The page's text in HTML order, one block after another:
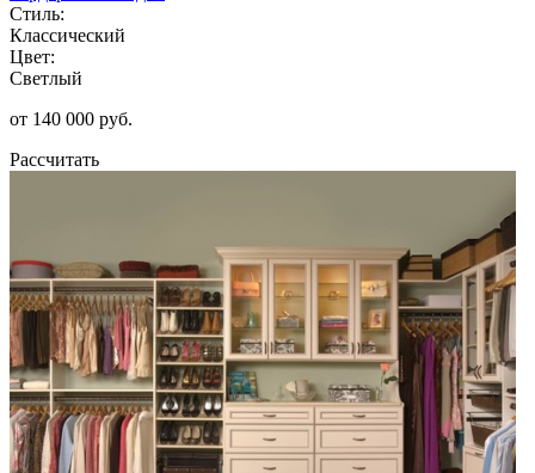
Стиль:
Классический
Цвет:
Светлый
от 140 000 руб.
Рассчитать